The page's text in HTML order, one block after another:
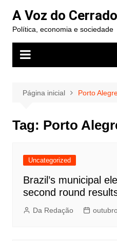
para
conteúdo
A Voz do Cerrado
Política, economia e sociedade
Página inicial Porto
Tag: Porto
Uncategorized
Brazil’s municipal
second round
Da Redação